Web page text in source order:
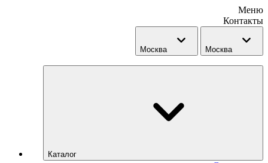
Меню
Контакты
Москва Москва
Каталог